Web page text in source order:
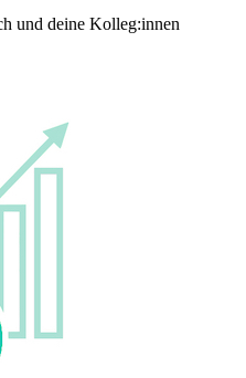
und deine Kolleg:innen